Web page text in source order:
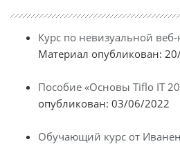
Курс по невизуальной
Материал опубликован:
Пособие «Основы Tiflo IT
опубликован: 03/06/2022
Обучающий курс от